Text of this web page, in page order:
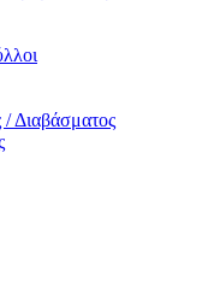
Διαβάσματος